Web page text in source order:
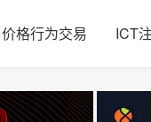
价格行为交易 ICT